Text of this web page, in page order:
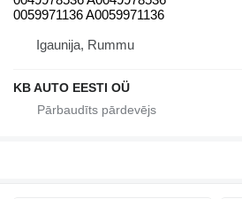
0059971136 A0059971136
Igaunija, Rummu
KB AUTO EESTI OÜ